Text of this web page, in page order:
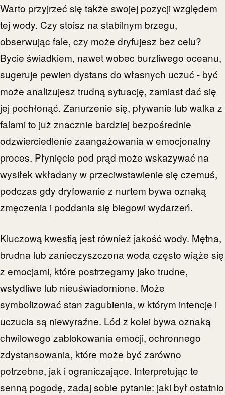
Warto przyjrzeć się także swojej pozycji względem
tej wody. Czy stoisz na stabilnym brzegu,
obserwując fale, czy może dryfujesz bez celu?
Bycie świadkiem, nawet wobec burzliwego oceanu,
sugeruje pewien dystans do własnych uczuć - być
może analizujesz trudną sytuację, zamiast dać się
jej pochłonąć. Zanurzenie się, pływanie lub walka z
falami to już znacznie bardziej bezpośrednie
odzwierciedlenie zaangażowania w emocjonalny
proces. Płynięcie pod prąd może wskazywać na
wysiłek wkładany w przeciwstawienie się czemuś,
podczas gdy dryfowanie z nurtem bywa oznaką
zmęczenia i poddania się biegowi wydarzeń.
Kluczową kwestią jest również jakość wody. Mętna,
brudna lub zanieczyszczona woda często wiąże się
z emocjami, które postrzegamy jako trudne,
wstydliwe lub nieuświadomione. Może
symbolizować stan zagubienia, w którym intencje i
uczucia są niewyraźne. Lód z kolei bywa oznaką
chwilowego zablokowania emocji, ochronnego
zdystansowania, które może być zarówno
potrzebne, jak i ograniczające. Interpretując te
senną pogodę, zadaj sobie pytanie: jaki był ostatnio